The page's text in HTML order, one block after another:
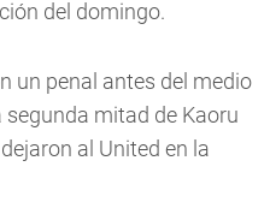
del domingo.
un penal antes del medio
segunda mitad de Kaoru
al United en la